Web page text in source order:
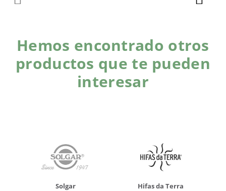
Hemos encontrado otros
productos que te pueden
interesar
Solgar Hifas da Terra